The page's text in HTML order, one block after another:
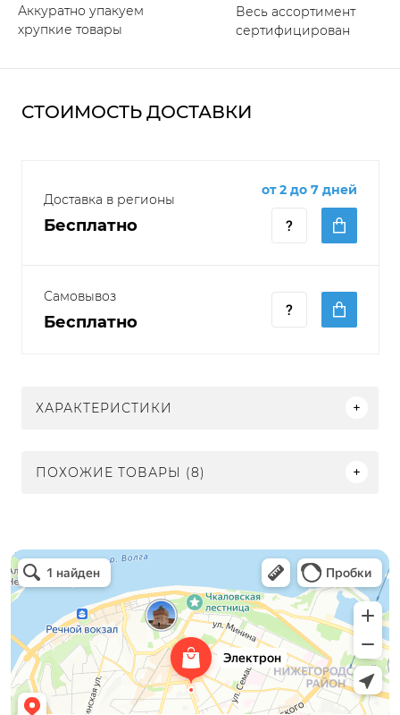
Аккуратно упакуем
хрупкие товары
Весь ассортимент
сертифицирован
СТОИМОСТЬ ДОСТАВКИ
Доставка в регионы
Бесплатно
от 2 до 7 дней
Самовывоз
Бесплатно
ХАРАКТЕРИСТИКИ
ПОХОЖИЕ ТОВАРЫ (8)
Электрон
Светильники в Нижнем Новгороде
Электротехническая продукция в Нижнем Новгороде